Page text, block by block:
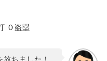
０盗塁